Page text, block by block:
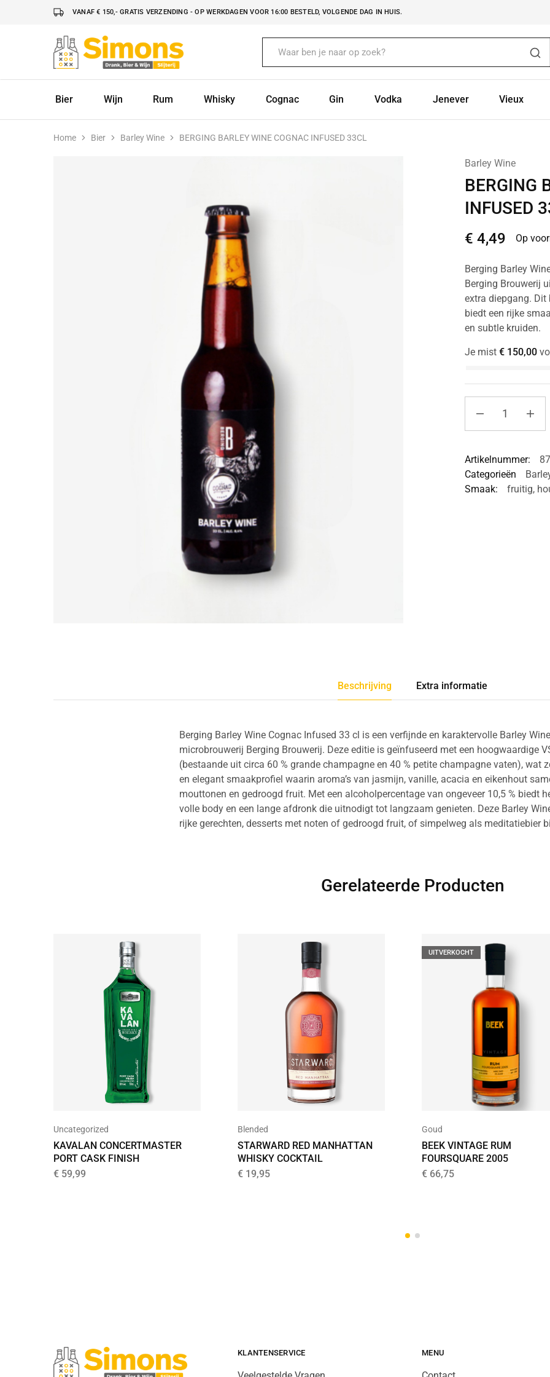
VANAF € 150,- GRATIS VERZENDING - OP WERKDAGEN VOOR 16:00 BESTELD, VOLGENDE DAG IN HUIS.
Simonsdrank.nl
Drank,
Bier
Bier
Wijn Rum Whisky Cognac Gin Vodka Jenever Vieux
Home Bier Barley Wine BERGING BARLEY WINE COGNAC INFUSED 33CL
Barley Wine
BERGING
INFUSED
€ 4,49 Op
Berging Barley
Berging Brouwerij
extra diepgang. Dit
biedt een rijke
en subtle kruiden.
Je mist €150,00
Artikelnummer:
Categorieën
Smaak:
fruitig,
Beschrijving Extra informatie
Berging Barley Wine Cognac Infused 33 cl is een verfijnde en karaktervolle Barley
microbrouwerij Berging Brouwerij. Deze editie is geïnfuseerd met een hoogwaardige
(bestaande uit circa 60 % grande champagne en 40 % petite champagne vaten), wat
en elegant smaakprofiel waarin aroma’s van jasmijn, vanille, acacia en eikenhout
mouttonen en gedroogd fruit. Met een alcoholpercentage van ongeveer 10,5 % biedt
volle body en een lange afdronk die uitnodigt tot langzaam genieten. Deze Barley
rijke gerechten, desserts met noten of gedroogd fruit, of simpelweg als meditatiebier
Gerelateerde Producten
Uncategorized
KAVALAN CONCERTMASTER
PORT CASK FINISH
€ 59,99
Blended
STARWARD RED MANHATTAN
WHISKY COCKTAIL
€ 19,95
UITVERKOCHT
Goud
BEEK VINTAGE RUM
FOURSQUARE 2005
€ 66,75
KLANTENSERVICE MENU